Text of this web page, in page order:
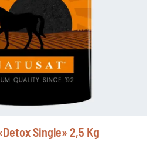
Single» 2,5 Kg